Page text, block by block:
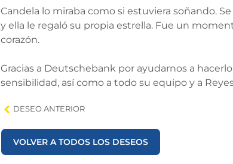
Candela lo miraba como si estuviera soñando.
y ella le regaló su propia estrella. Fue un
corazón.
Gracias a Deutschebank por ayudarnos a
sensibilidad, así como a todo su equipo y a
DESEO ANTERIOR
VOLVER A TODOS LOS DESEOS